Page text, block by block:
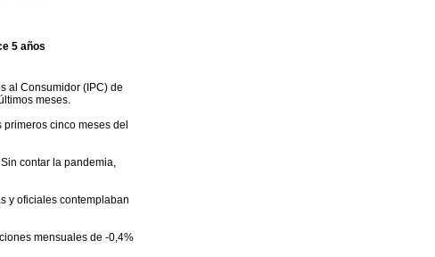
5 años
al Consumidor (IPC) de
meses.
cinco meses del
contar la pandemia,
y oficiales contemplaban
mensuales de -0,4%